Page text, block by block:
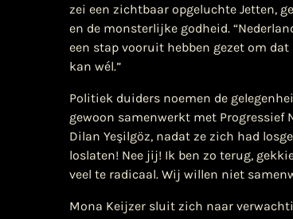
zei een zichtbaar opgeluchte Jetten,
en de monsterlijke godheid.
een stap vooruit hebben gezet om
kan wél.”
Politiek duiders noemen de
gewoon samenwerkt met Progressief
Dilan Yeşilgöz, nadat ze zich had
loslaten! Nee jij! Ik ben zo terug,
veel te radicaal. Wij willen niet
Mona Keijzer sluit zich naar